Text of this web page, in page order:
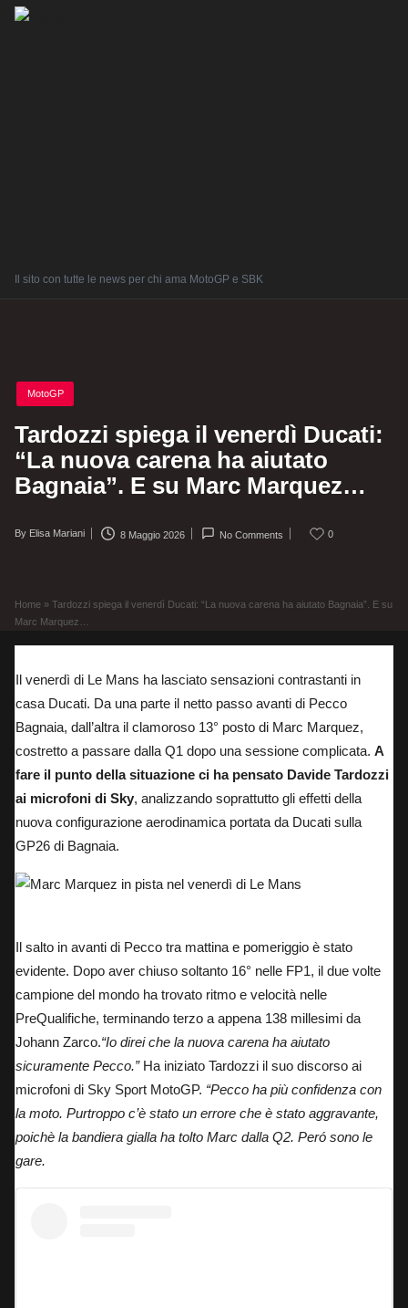
Il sito con tutte le news per chi ama MotoGP e SBK
Posted
in
MotoGP
Tardozzi spiega il venerdì Ducati:
“La nuova carena ha aiutato
Bagnaia”. E su Marc Marquez…
Posted
By Elisa Mariani 8 Maggio 2026 No Comments 0
Home » Tardozzi spiega il venerdì Ducati: “La nuova carena ha aiutato Bagnaia”. E su
Marc Marquez…
Il venerdì di Le Mans ha lasciato sensazioni contrastanti in
casa Ducati. Da una parte il netto passo avanti di Pecco
Bagnaia, dall’altra il clamoroso 13° posto di Marc Marquez,
costretto a passare dalla Q1 dopo una sessione complicata. A
fare il punto della situazione ci ha pensato Davide Tardozzi
ai microfoni di Sky, analizzando soprattutto gli effetti della
nuova configurazione aerodinamica portata da Ducati sulla
GP26 di Bagnaia.
Il salto in avanti di Pecco tra mattina e pomeriggio è stato
evidente. Dopo aver chiuso soltanto 16° nelle FP1, il due volte
campione del mondo ha trovato ritmo e velocità nelle
PreQualifiche, terminando terzo a appena 138 millesimi da
Johann Zarco.“Io direi che la nuova carena ha aiutato
sicuramente Pecco.”Ha iniziato Tardozzi il suo discorso ai
microfoni di Sky Sport MotoGP. “Pecco ha più confidenza con
la moto. Purtroppo c’è stato un errore che è stato aggravante,
poichè la bandiera gialla ha tolto Marc dalla Q2. Peró sono le
gare.